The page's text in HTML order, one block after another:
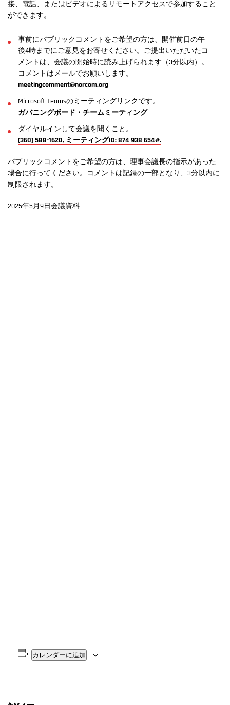
接、電話、またはビデオによるリモートアクセスで参加すること
ができます。
事前にパブリックコメントをご希望の方は、開催前日の午
後4時までにご意見をお寄せください。ご提出いただいたコ
メントは、会議の開始時に読み上げられます（3分以内）。
コメントはメールでお願いします。
meetingcomment@norcom.org
Microsoft Teamsのミーティングリンクです。
ガバニングボード・チームミーティング
ダイヤルインして会議を聞くこと。
(360) 588-1620, ミーティングID: 874 938 654#.
パブリックコメントをご希望の方は、理事会議長の指示があった
場合に行ってください。コメントは記録の一部となり、3分以内に
制限されます。
2025年5月9日会議資料
カレンダーに追加